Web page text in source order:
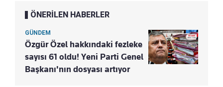
ÖNERİLEN HABERLER
GÜNDEM
Özgür Özel hakkındaki fezleke
sayısı 61 oldu! Yeni Parti Genel
Başkanı'nın dosyası artıyor